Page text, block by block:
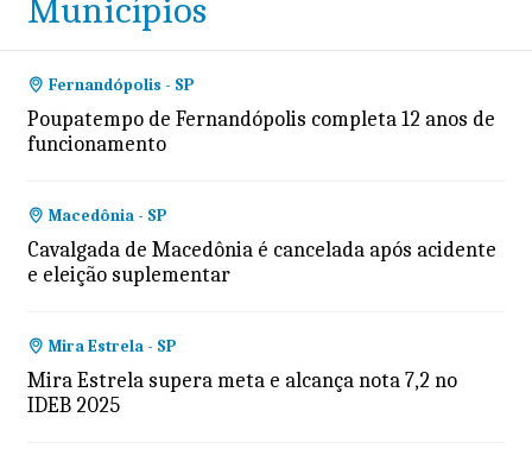
Municípios
Fernandópolis - SP
Poupatempo de Fernandópolis completa 12 anos de
funcionamento
Macedônia - SP
Cavalgada de Macedônia é cancelada após acidente
e eleição suplementar
Mira Estrela - SP
Mira Estrela supera meta e alcança nota 7,2 no
IDEB 2025